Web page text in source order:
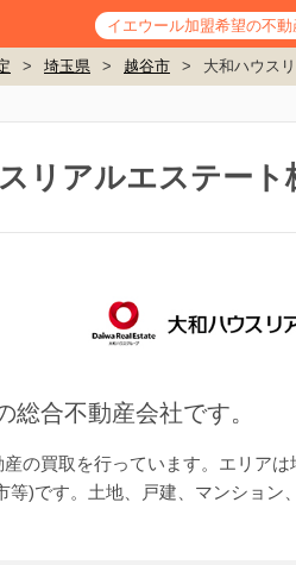
イエウール加盟希望の不動
> 埼玉県 > 越谷市 > 大和ハウス
リアルエステー
総合不動産会社です。
の買取を行っています。エリア
)です。土地、戸建、マンション